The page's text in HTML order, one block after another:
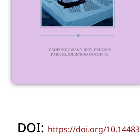
DOI: https://doi.org/